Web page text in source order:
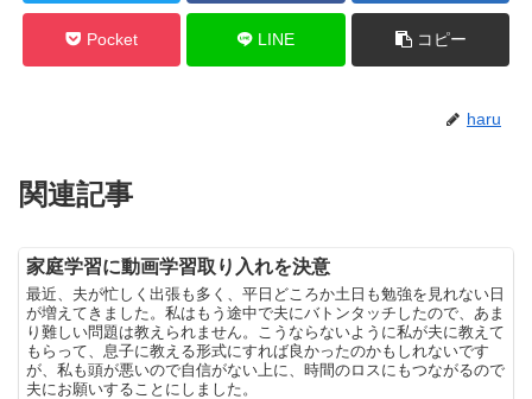
Pocket LINE コピー
haru
関連記事
家庭学習に動画学習取り入れを決意
最近、夫が忙しく出張も多く、平日どころか土日も勉強を見れない日
が増えてきました。私はもう途中で夫にバトンタッチしたので、あま
り難しい問題は教えられません。こうならないように私が夫に教えて
もらって、息子に教える形式にすれば良かったのかもしれないです
が、私も頭が悪いので自信がない上に、時間のロスにもつながるので
夫にお願いすることにしました。